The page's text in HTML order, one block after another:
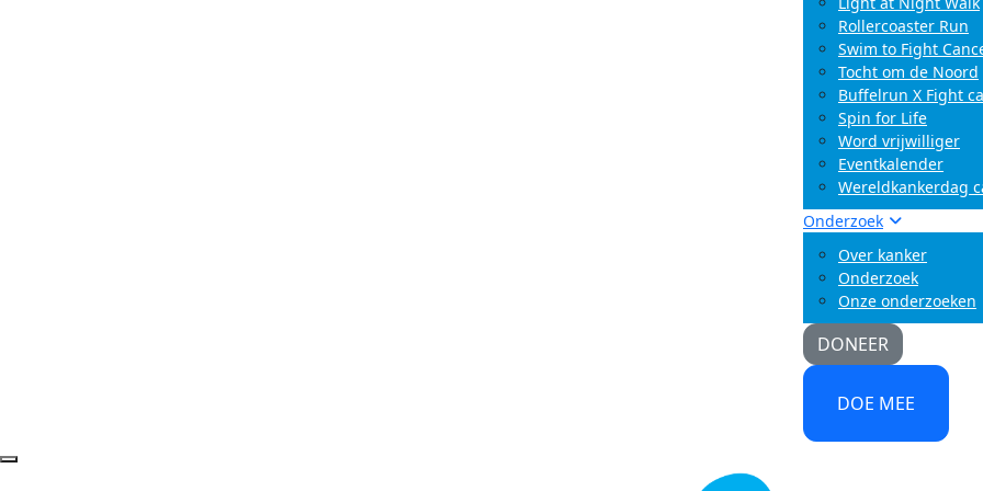
Rollercoaster Run
Swim to Fight
Tocht om de Noord
Buffelrun X Fight
Spin for Life
Word vrijwilliger
Eventkalender
Wereldkankerdag
Onderzoek
Over kanker
Onderzoek
Onze onderzoeken
DONEER
DOE MEE